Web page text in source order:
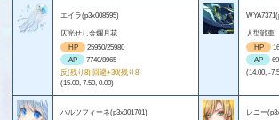
エイラ(p3x008595)
仄光せし金爛月花
HP
25950/25980
AP
7740/8965
反(残り8) 回避+30(残り8)
(15.00, 7.50, 0.00)
人型戦車
HP
AP
(14.00, -
ハルツフィーネ(p3x001701)
レニー